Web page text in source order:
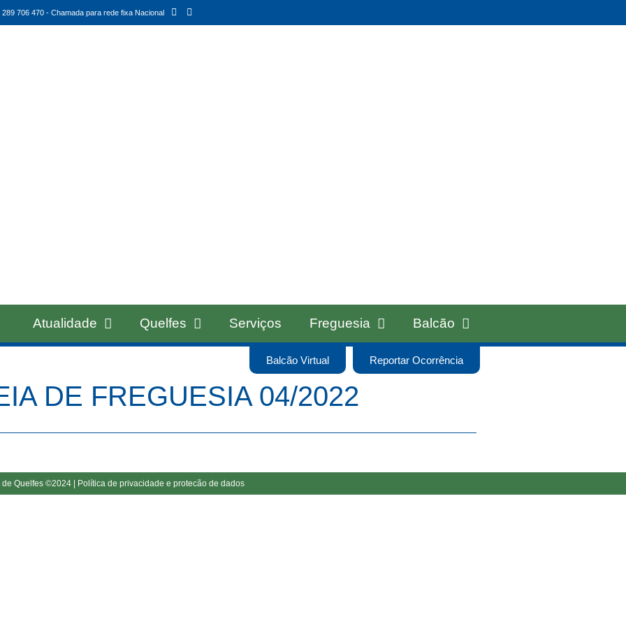
289 706 470 - Chamada para rede fixa Nacional
Atualidade Quelfes Serviços Freguesia Balcão
Balcão Virtual Reportar Ocorrência
DE FREGUESIA 04/2022
Quelfes ©2024 | Política de privacidade e protecão de dados